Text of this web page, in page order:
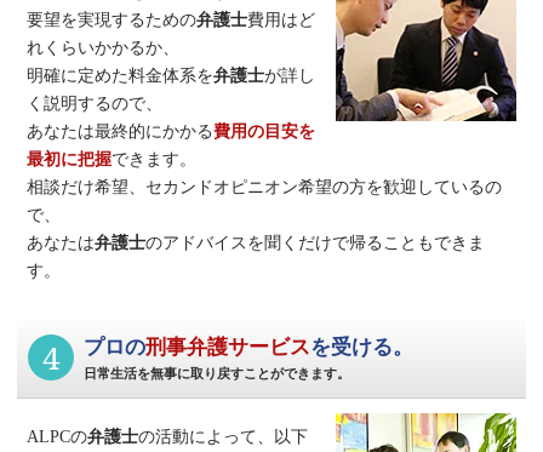
要望を実現するための弁護士費用はど
れくらいかかるか、
明確に定めた料金体系を弁護士が詳し
く説明するので、
あなたは最終的にかかる費用の目安を
最初に把握できます。
相談だけ希望、セカンドオピニオン希望の方を歓迎しているの
で、
あなたは弁護士のアドバイスを聞くだけで帰ることもできま
す。
4 プロの刑事弁護サービスを受ける。
日常生活を無事に取り戻すことができます。
ALPCの弁護士の活動によって、以下